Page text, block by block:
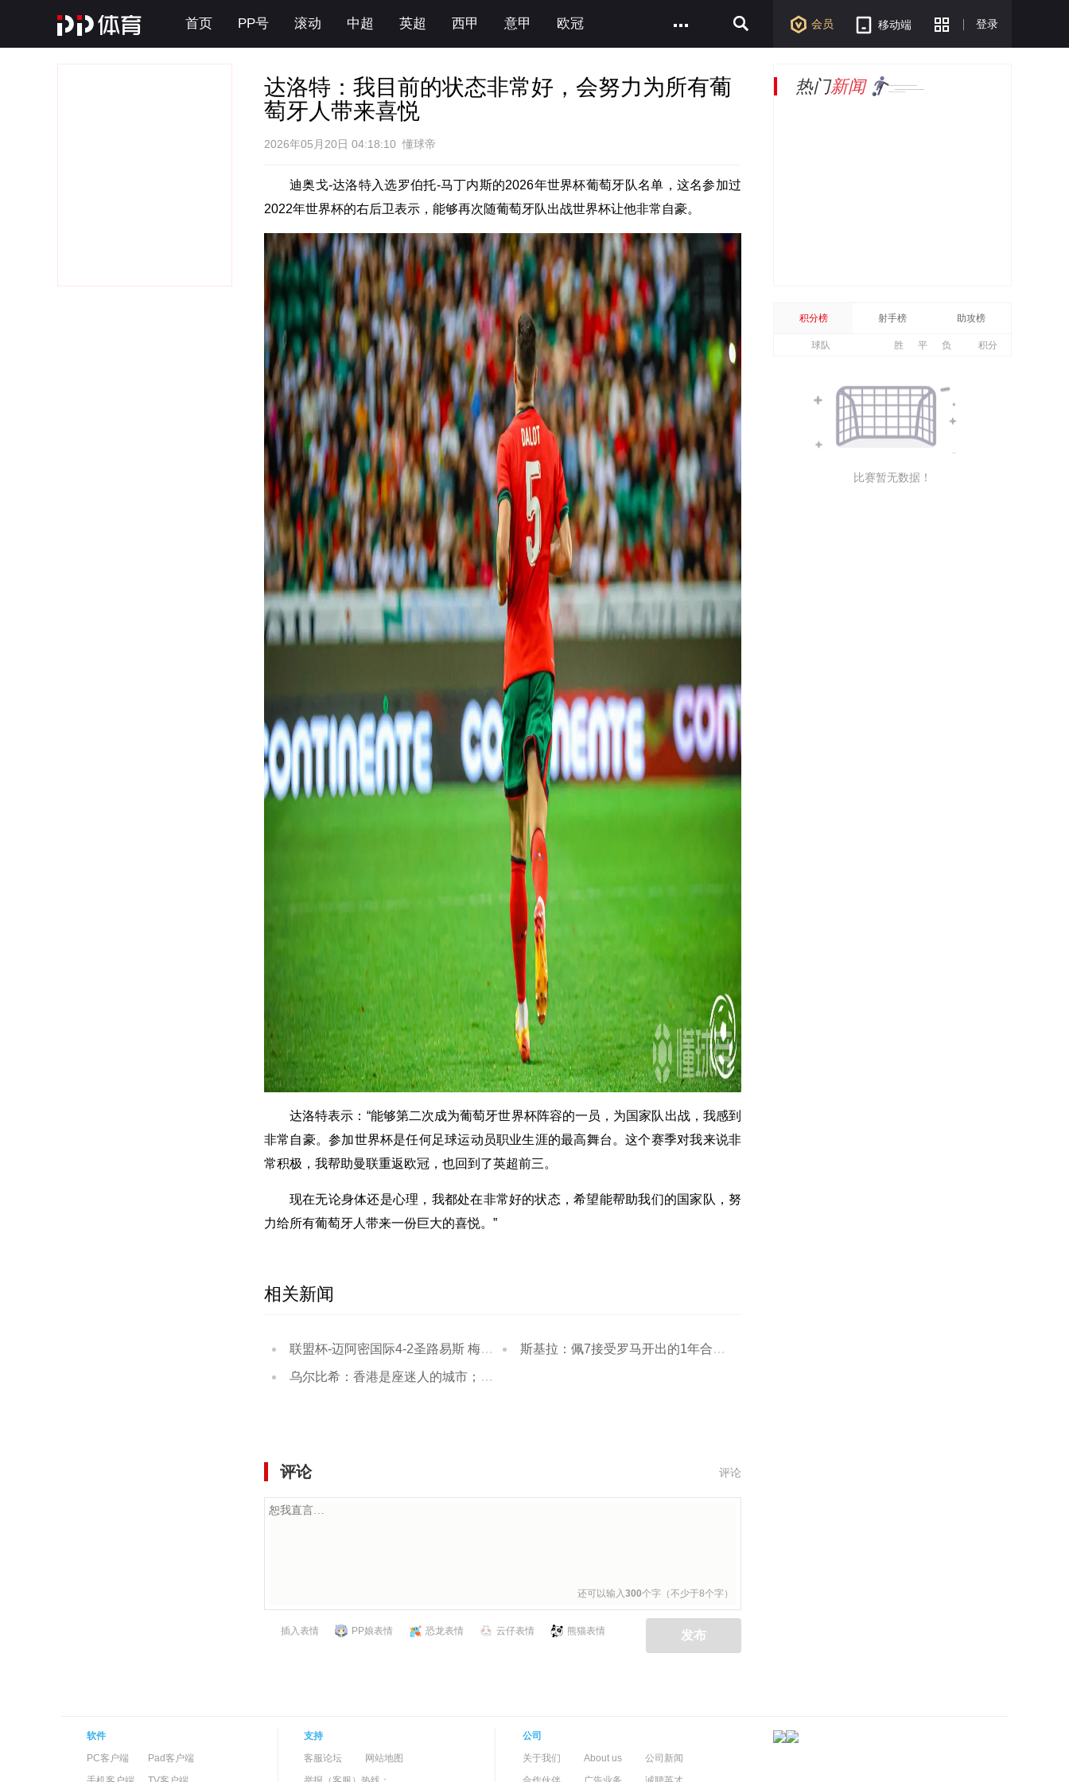
首页 PP号 滚动 中超 英超 西甲 意甲 欧冠 会员 移动端 登录
达洛特：我目前的状态非常好，会努力为所有葡
萄牙人带来喜悦
2026年05月20日 04:18:10 懂球帝
迪奥戈-达洛特入选罗伯托-马丁内斯的2026年世界杯葡萄牙队名单，这名参加过
2022年世界杯的右后卫表示，能够再次随葡萄牙队出战世界杯让他非常自豪。
达洛特表示：“能够第二次成为葡萄牙世界杯阵容的一员，为国家队出战，我感到
非常自豪。参加世界杯是任何足球运动员职业生涯的最高舞台。这个赛季对我来说非
常积极，我帮助曼联重返欧冠，也回到了英超前三。
现在无论身体还是心理，我都处在非常好的状态，希望能帮助我们的国家队，努
力给所有葡萄牙人带来一份巨大的喜悦。”
相关新闻
联盟杯-迈阿密国际4-2圣路易斯 梅西两射一传 斯基拉：佩7接受罗马开出的1年合同，年薪250万欧加奖金
乌尔比希：香港是座迷人的城市；我们门将组的关系非常紧密
评论 评论
还可以输入300个字（不少于8个字）
发布
插入表情 PP娘表情 恐龙表情 云仔表情 熊猫表情
热门新闻
积分榜 射手榜 助攻榜
球队 胜 平 负 积分
比赛暂无数据！
软件
PC客户端
Pad客户端
支持
客服论坛
网站地图
公司
关于我们
About us
公司新闻